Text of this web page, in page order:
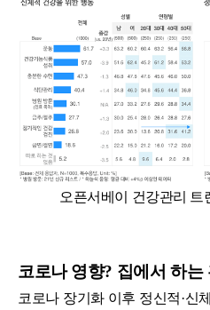
오픈서베이 건강관리 트
코로나 영향? 집에서 하
코로나 장기화 이후 정신적·신